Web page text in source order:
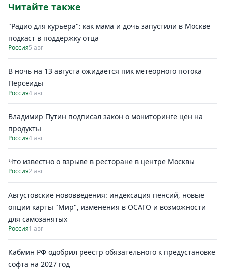
Читайте также
"Радио для курьера": как мама и дочь запустили в Москве
подкаст в поддержку отца
Россия5 авг
В ночь на 13 августа ожидается пик метеорного потока
Персеиды
Россия4 авг
Владимир Путин подписал закон о мониторинге цен на
продукты
Россия4 авг
Что известно о взрыве в ресторане в центре Москвы
Россия2 авг
Августовские нововведения: индексация пенсий, новые
опции карты "Мир", изменения в ОСАГО и возможности
для самозанятых
Россия1 авг
Кабмин РФ одобрил реестр обязательного к предустановке
софта на 2027 год